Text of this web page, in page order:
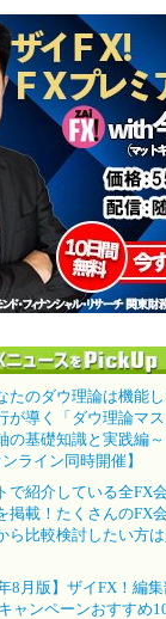
たのダウ理論は機能
が導く「ダウ理論マス
の基礎知識と実践編～
ライン同時開催】
で紹介している全FX
掲載！たくさんのFX
ら比較検討したい方
年8月版】ザイFX！編
キャンペーンおすすめ